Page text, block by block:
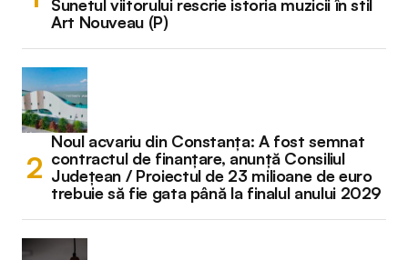
Sunetul viitorului rescrie istoria muzicii în stil
Art Nouveau (P)
Noul acvariu din Constanța: A fost semnat
contractul de finanțare, anunță Consiliul
Județean / Proiectul de 23 milioane de euro
trebuie să fie gata până la finalul anului 2029